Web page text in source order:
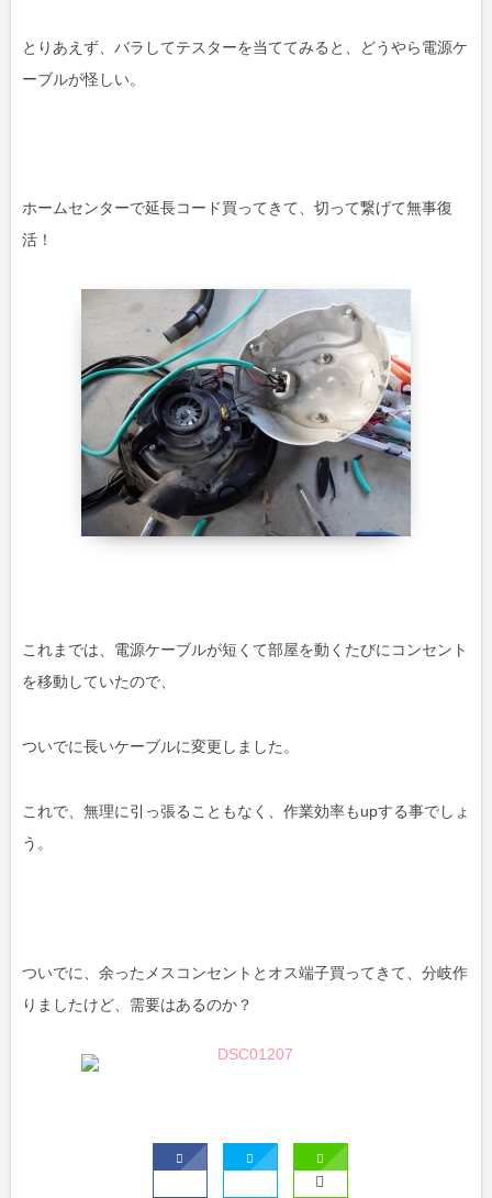
とりあえず、バラしてテスターを当ててみると、どうやら電源ケ
ーブルが怪しい。
ホームセンターで延長コード買ってきて、切って繋げて無事復
活！
これまでは、電源ケーブルが短くて部屋を動くたびにコンセント
を移動していたので、
ついでに長いケーブルに変更しました。
これで、無理に引っ張ることもなく、作業効率もupする事でしょ
う。
ついでに、余ったメスコンセントとオス端子買ってきて、分岐作
りましたけど、需要はあるのか？